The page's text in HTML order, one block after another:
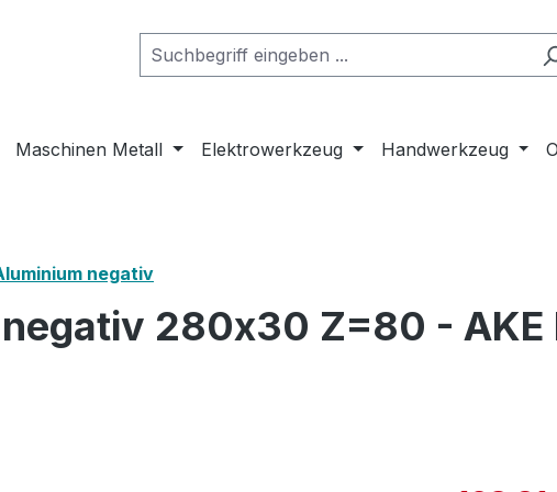
Maschinen Metall Elektrowerkzeug Handwerkzeug
negativ
280x30 Z=80 - AKE